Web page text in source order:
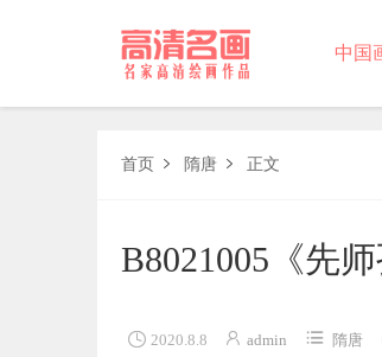
中国
首页  隋唐  正文
B8021005《先
 2020.8.8  admin  隋唐